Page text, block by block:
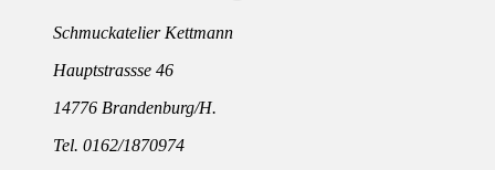
Schmuckatelier Kettmann
Hauptstrassse 46
14776 Brandenburg/H.
Tel. 0162/1870974